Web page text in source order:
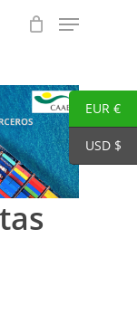
Menu
EUR €
USD $